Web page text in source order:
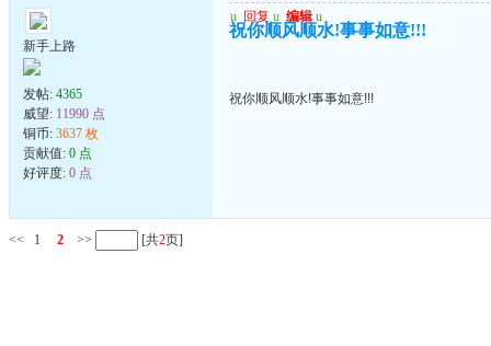
新手上路
发帖: 4365
威望: 11990 点
铜币: 3637 枚
贡献值: 0 点
好评度: 0 点
u 回复 u 编辑 u
祝你顺风顺水!事事如意!!!
祝你顺风顺水!事事如意!!!
<< 1 2 >> [共2页]